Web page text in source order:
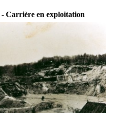
Carrière en exploitation